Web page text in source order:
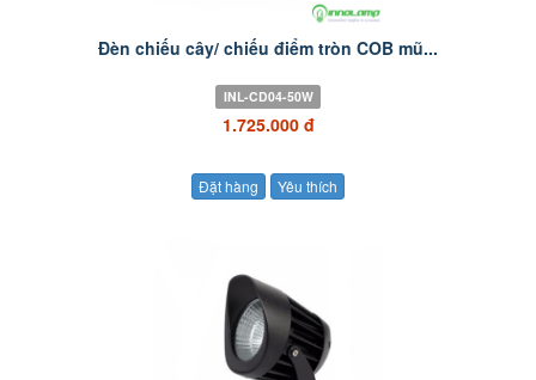
Đèn chiếu cây/ chiếu điểm tròn COB mũ...
INL-CD04-50W
1.725.000 đ
Đặt hàng Yêu thích